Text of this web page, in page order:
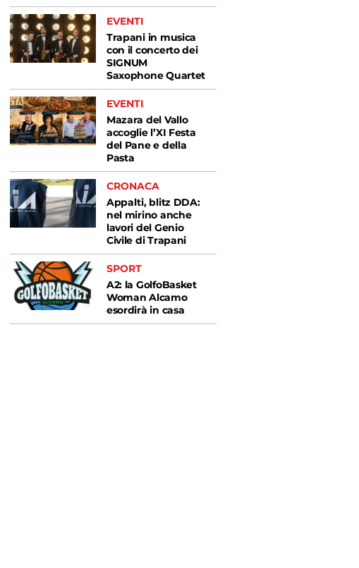
EVENTI
Trapani in musica
con il concerto dei
SIGNUM
Saxophone Quartet
EVENTI
Mazara del Vallo
accoglie l’XI Festa
del Pane e della
Pasta
CRONACA
Appalti, blitz DDA:
nel mirino anche
lavori del Genio
Civile di Trapani
SPORT
A2: la GolfoBasket
Woman Alcamo
esordirà in casa